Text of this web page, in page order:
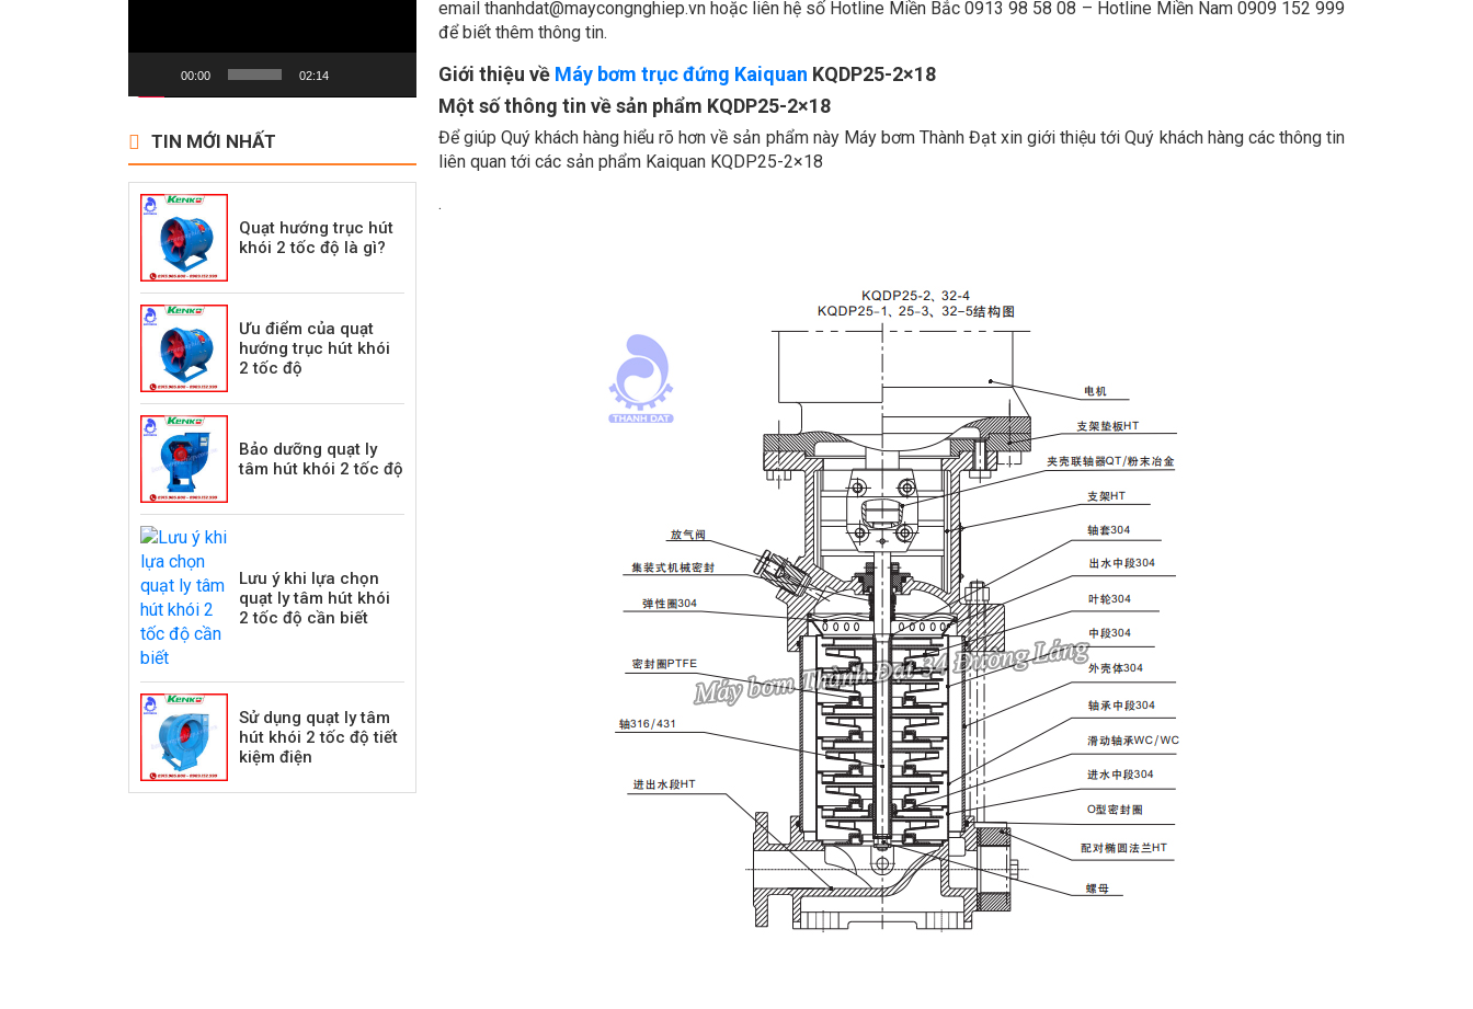
00:00 02:14
TIN MỚI NHẤT
Quạt hướng trục hút
khói 2 tốc độ là gì?
Ưu điểm của quạt
hướng trục hút khói
2 tốc độ
Bảo dưỡng quạt ly
tâm hút khói 2 tốc độ
Lưu ý khi lựa chọn
quạt ly tâm hút khói
2 tốc độ cần biết
Sử dụng quạt ly tâm
hút khói 2 tốc độ tiết
kiệm điện
email thanhdat@maycongnghiep.vn hoặc liên hệ số Hotline Miền Bắc 0913 98 58 08 – Hotline Miền Nam 0909 152 999
để biết thêm thông tin.
Giới thiệu về Máy bơm trục đứng Kaiquan KQDP25-2×18
Một số thông tin về sản phẩm KQDP25-2×18
Để giúp Quý khách hàng hiểu rõ hơn về sản phẩm này Máy bơm Thành Đạt xin giới thiệu tới Quý khách hàng các thông tin
liên quan tới các sản phẩm Kaiquan KQDP25-2×18
.